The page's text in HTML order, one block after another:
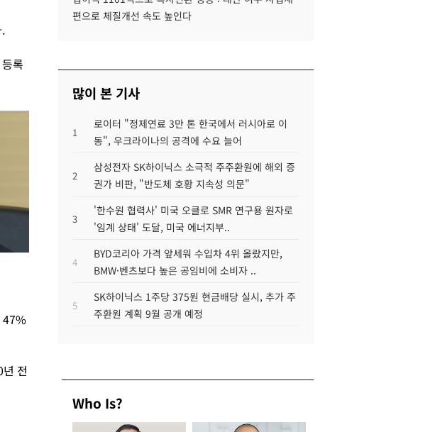
록
47%
전
편으로 체질개선 속도 높인다
많이 본 기사
1
로이터 "정제연료 3만 톤 한국에서 러시아로 이
동", 우크라이나의 공격에 수요 늘어
2
삼성전자 SK하이닉스 소극적 주주환원에 해외 증
권가 비판, "반도체 호황 지속성 의문"
3
'한수원 협력사' 미국 오클로 SMR 연구용 원자로
'임계 상태' 도달, 미국 에너지부..
4
BYD코리아 가격 앞세워 수입차 4위 올랐지만,
BMW·벤츠보다 높은 공임비에 소비자 ..
5
SK하이닉스 1주당 375원 현금배당 실시, 추가 주
주환원 계획 9월 공개 예정
Who Is?